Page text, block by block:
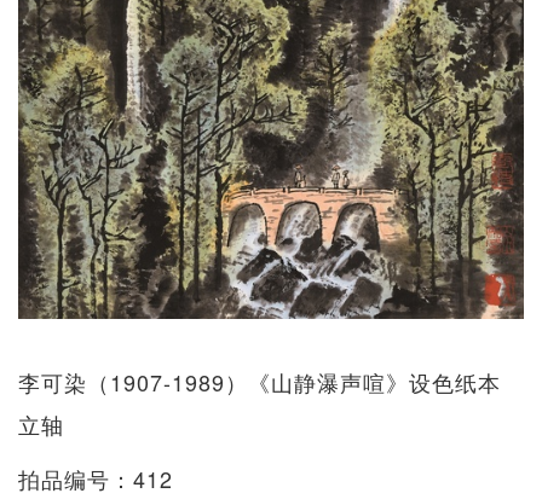
李可染（1907-1989）《山静瀑声喧》设色纸本
立轴
拍品编号：412